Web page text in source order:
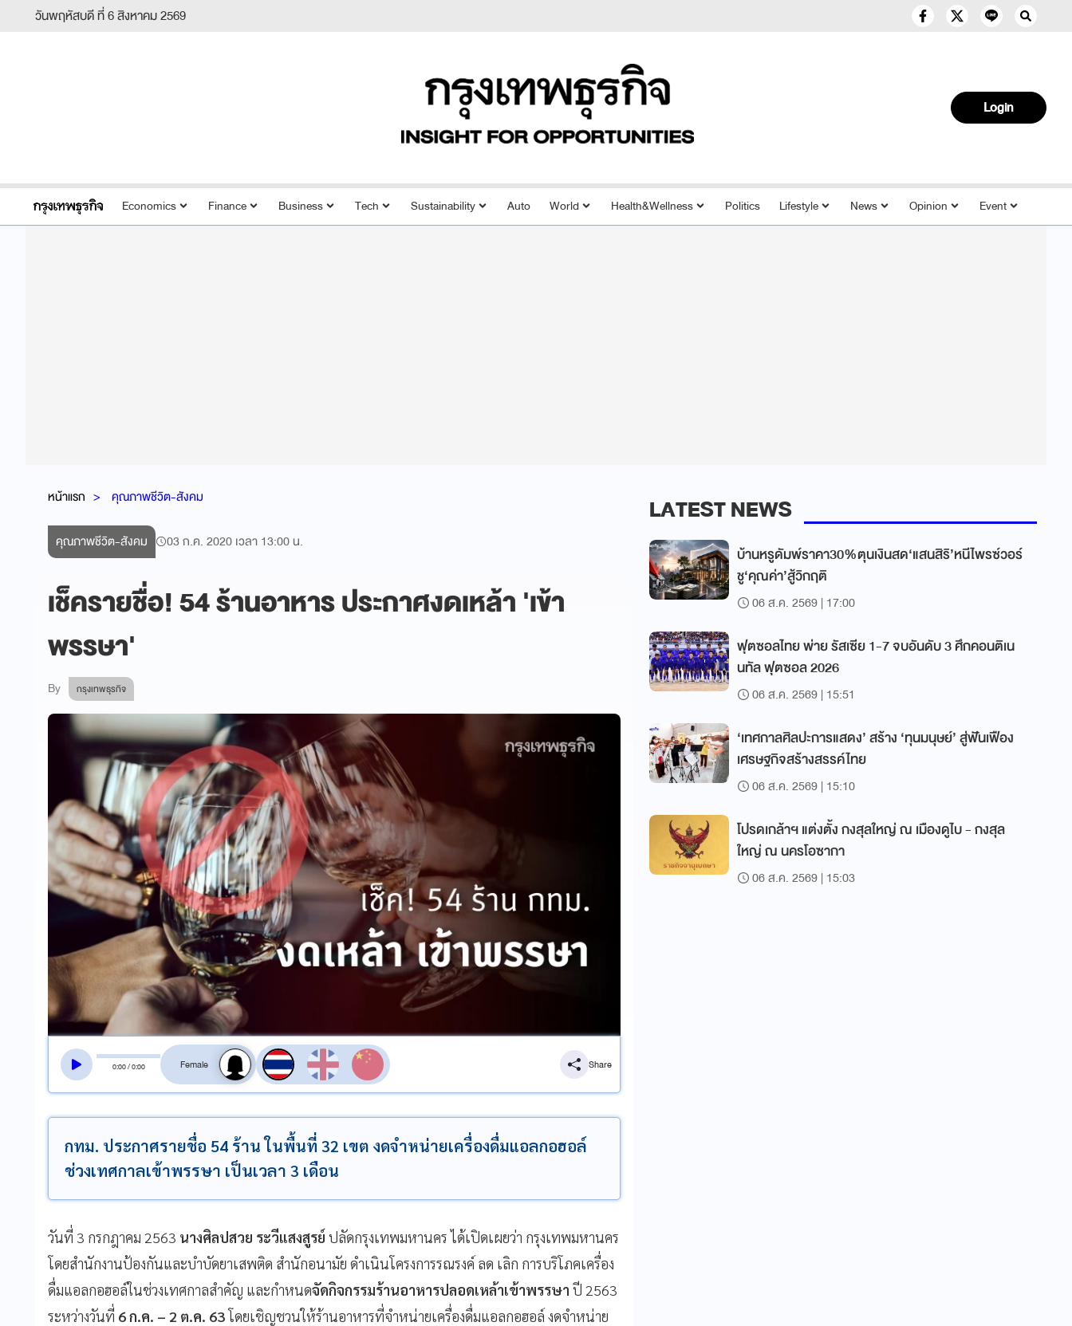
วันพฤหัสบดี ที่ 6 สิงหาคม 2569
Login
Economics Finance Business Tech Sustainability Auto World Health&Wellness Politics Lifestyle News Opinion Event
หน้าแรก คุณภาพชีวิต-สังคม
คุณภาพชีวิต-สังคม 03 ก.ค. 2020 เวลา 13:00 น.
เช็ครายชื่อ! 54 ร้านอาหาร ประกาศงดเหล้า 'เข้า
พรรษา'
By กรุงเทพธุรกิจ
0:00/0:00
สลับเสียงอ่าน
Share
กทม. ประกาศรายชื่อ 54 ร้าน ในพื้นที่ 32 เขต งดจำหน่ายเครื่องดื่มแอลกอฮอล์
ช่วงเทศกาลเข้าพรรษา เป็นเวลา 3 เดือน
วันที่ 3 กรกฎาคม 2563 นางศิลปสวย ระวีแสงสูรย์ ปลัดกรุงเทพมหานคร ได้เปิดเผยว่า กรุงเทพมหานคร
โดยสำนักงานป้องกันและบำบัดยาเสพติด สำนักอนามัย ดำเนินโครงการรณรงค์ ลด เลิก การบริโภคเครื่อง
ดื่มแอลกอฮอล์ในช่วงเทศกาลสำคัญ และกำหนดจัดกิจกรรมร้านอาหารปลอดเหล้าเข้าพรรษา ปี 2563
ระหว่างวันที่ 6 ก.ค. – 2 ต.ค. 63โดยเชิญชวนให้ร้านอาหารที่จำหน่ายเครื่องดื่มแอลกอฮอล์ งดจำหน่าย
LATEST NEWS
บ้านหรูดัมพ์ราคา30%ตุนเงินสด‘แสนสิริ’หนีไพรซ์วอร์
ชู‘คุณค่า’สู้วิกฤติ
06 ส.ค. 2569 | 17:00
ฟุตซอลไทย พ่าย รัสเซีย 1-7 จบอันดับ 3 ศึกคอนติเน
นทัล ฟุตซอล 2026
06 ส.ค. 2569 | 15:51
‘เทศกาลศิลปะการแสดง’ สร้าง ‘ทุนมนุษย์’ สู่ฟันเฟือง
เศรษฐกิจสร้างสรรค์ไทย
06 ส.ค. 2569 | 15:10
โปรดเกล้าฯ แต่งตั้ง กงสุลใหญ่ ณ เมืองดูไบ - กงสุล
ใหญ่ ณ นครโอซากา
06 ส.ค. 2569 | 15:03